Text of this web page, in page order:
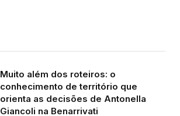
Muito além dos roteiros: o
conhecimento de território que
orienta as decisões de Antonella
Giancoli na Benarrivati